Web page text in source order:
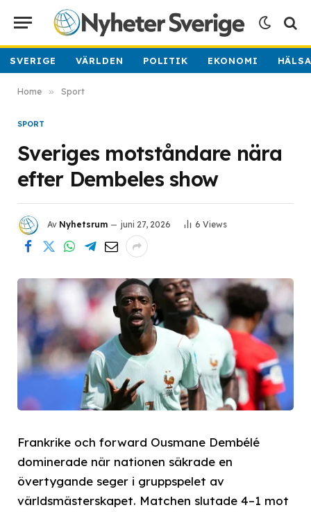
SVERIGE VÄRLDEN POLITIK EKONOMI
Home » Sport
SPORT
Sveriges motståndare nära
efter Dembeles show
Av Nyhetsrum juni 27, 2026 6 Views
Frankrike och forward Ousmane Dembélé
dominerade när nationen säkrade en
övertygande seger i gruppspelet av
världsmästerskapet. Matchen slutade 4–1 mot